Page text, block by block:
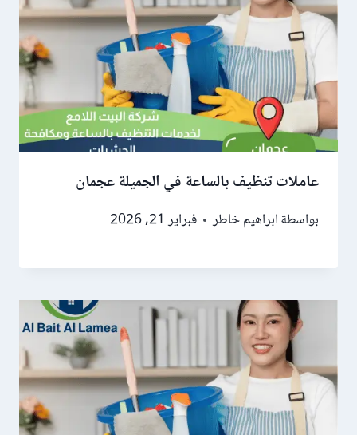
عاملات تنظيف بالساعة في الجميلة عجمان
بواسطةابراهيم خاطر فبراير 21, 2026